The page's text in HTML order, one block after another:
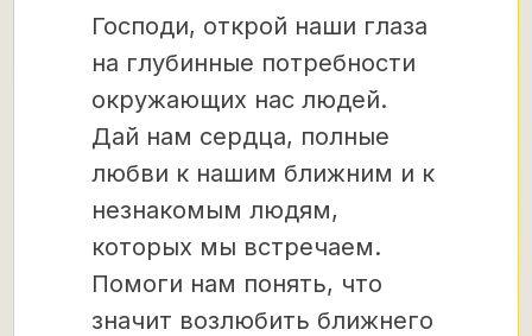
Господи, открой наши глаза
на глубинные потребности
окружающих нас людей.
Дай нам сердца, полные
любви к нашим ближним и к
незнакомым людям,
которых мы встречаем.
Помоги нам понять, что
значит возлюбить ближнего